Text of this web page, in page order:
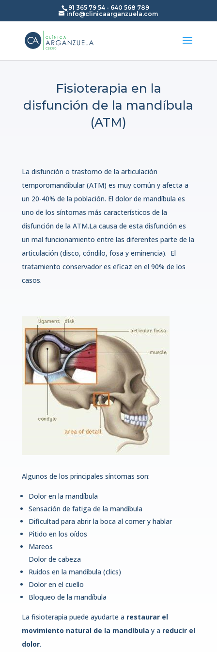
91 365 79 54- 640 568 789
info@clinicaarganzuela.com
Fisioterapia en la
disfunción de la mandíbula
(ATM)
La disfunción o trastorno de la articulación
temporomandibular (ATM) es muy común y afecta a
un 20-40% de la población. El dolor de mandíbula es
uno de los síntomas más característicos de la
disfunción de la ATM.La causa de esta disfunción es
un mal funcionamiento entre las diferentes parte de la
articulación (disco, cóndilo, fosa y eminencia). El
tratamiento conservador es eficaz en el 90% de los
casos.
Algunos de los principales síntomas son:
Dolor en la mandíbula
Sensación de fatiga de la mandíbula
Dificultad para abrir la boca al comer y hablar
Pitido en los oídos
Mareos
Dolor de cabeza
Ruidos en la mandíbula (clics)
Dolor en el cuello
Bloqueo de la mandíbula
La fisioterapia puede ayudarte a restaurar el
movimiento natural de la mandíbula y a reducir el
dolor.